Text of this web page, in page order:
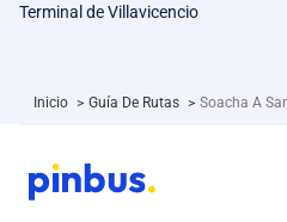
Terminal de Villavicencio
Inicio > Guía De Rutas > Soacha A